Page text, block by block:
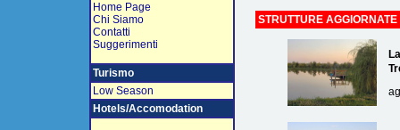
Home Page
Chi Siamo
Contatti
Suggerimenti
Turismo
Low Season
Hotels/Accomodation
STRUTTURE